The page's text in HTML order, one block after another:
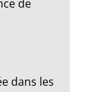
de
dans les